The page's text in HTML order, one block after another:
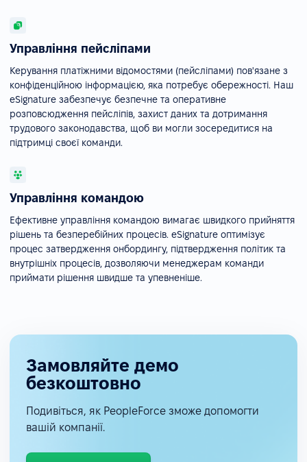
Управління пейсліпами
Керування платіжними відомостями (пейсліпами) пов'язане з
конфіденційною інформацією, яка потребує обережності. Наш
eSignature забезпечує безпечне та оперативне
розповсюдження пейсліпів, захист даних та дотримання
трудового законодавства, щоб ви могли зосередитися на
підтримці своєї команди.
Управління командою
Ефективне управління командою вимагає швидкого прийняття
рішень та безперебійних процесів. eSignature оптимізує
процес затвердження онбордингу, підтвердження політик та
внутрішніх процесів, дозволяючи менеджерам команди
приймати рішення швидше та упевненіше.
Замовляйте демо
безкоштовно
Подивіться, як PeopleForce зможе допомогти
вашій компанії.